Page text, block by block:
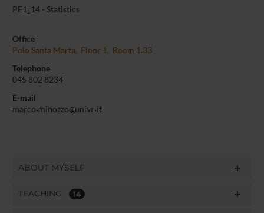
PE1_14 - Statistics
Office
Polo Santa Marta, Floor 1, Room 1.33
Telephone
045 802 8234
E-mail
marco minozzo univr it
ABOUT MYSELF
TEACHING 14